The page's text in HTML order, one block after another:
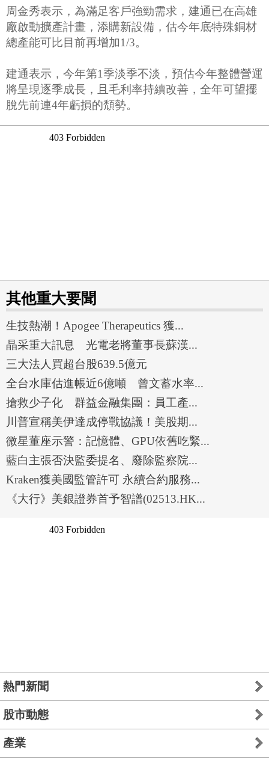
周金秀表示，為滿足客戶強勁需求，建通已在高雄
廠啟動擴產計畫，添購新設備，估今年底特殊銅材
總產能可比目前再增加1/3。
建通表示，今年第1季淡季不淡，預估今年整體營運
將呈現逐季成長，且毛利率持續改善，全年可望擺
脫先前連4年虧損的頹勢。
其他重大要聞
生技熱潮！Apogee Therapeutics 獲...
晶采重大訊息 光電老將董事長蘇漢...
三大法人買超台股639.5億元
全台水庫估進帳近6億噸 曾文蓄水率...
搶救少子化 群益金融集團：員工產...
川普宣稱美伊達成停戰協議！美股期...
微星董座示警：記憶體、GPU依舊吃緊...
藍白主張否決監委提名、廢除監察院...
Kraken獲美國監管許可 永續合約服務...
《大行》美銀證券首予智譜(02513.HK...
熱門新聞
股市動態
產業